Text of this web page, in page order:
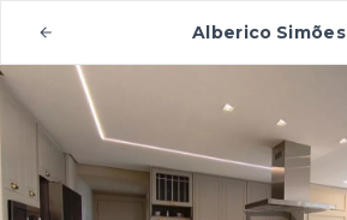
Alberico Simões